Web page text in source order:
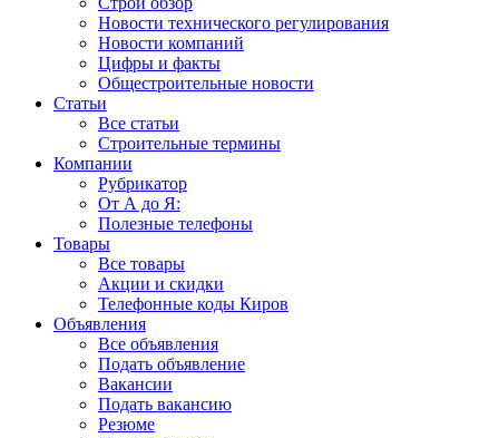
Новости технического регулирования
Новости компаний
Цифры и факты
Общестроительные новости
Статьи
Все статьи
Строительные термины
Компании
Рубрикатор
От А до Я:
Полезные телефоны
Товары
Все товары
Акции и скидки
Телефонные коды Киров
Объявления
Все объявления
Подать объявление
Вакансии
Подать вакансию
Резюме